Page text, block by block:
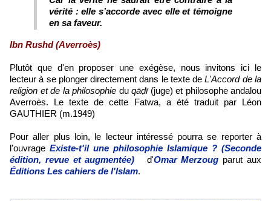
vérité : elle s’accorde avec elle et témoigne
en sa faveur.
Ibn Rushd (Averroès)
Plutôt que d'en proposer une exégèse, nous invitons ici le
lecteur à se plonger directement dans le texte deL'Accord de la
religion et de la philosophie du qāḍī(juge) et philosophe andalou
Averroès. Le texte de cette Fatwa, a été traduit par Léon
GAUTHIER (m.1949)
Pour aller plus loin, le lecteur intéressé pourra se reporter à
l'ouvrage Existe-t'il une philosophie Islamique ? (Seconde
édition, revue et augmentée) d'Omar Merzoug parut aux
Éditions Les cahiers de l'Islam.